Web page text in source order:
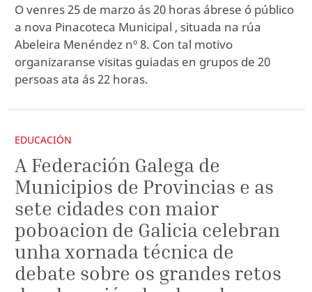
O venres 25 de marzo ás 20 horas ábrese ó público
a nova Pinacoteca Municipal , situada na rúa
Abeleira Menéndez nº 8. Con tal motivo
organizaranse visitas guiadas en grupos de 20
persoas ata ás 22 horas.
EDUCACIÓN
A Federación Galega de
Municipios de Provincias e as
sete cidades con maior
poboacion de Galicia celebran
unha xornada técnica de
debate sobre os grandes retos